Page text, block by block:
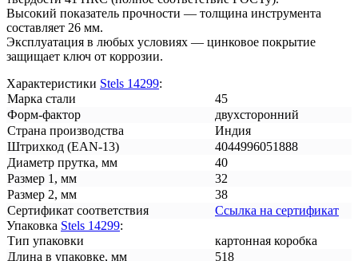
Высокий показатель прочности — толщина инструмента
составляет 26 мм.
Эксплуатация в любых условиях — цинковое покрытие
защищает ключ от коррозии.
Характеристики Stels 14299:
Марка стали
45
Форм-фактор
двухсторонний
Страна производства
Индия
Штрихкод (EAN-13)
4044996051888
Диаметр прутка, мм
40
Размер 1, мм
32
Размер 2, мм
38
Сертификат соответствия
Ссылка на сертификат
Упаковка Stels 14299:
Тип упаковки
картонная коробка
Длина в упаковке, мм
518